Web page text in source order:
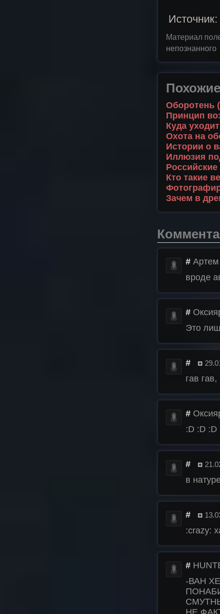
Материал
непознанного
Оборотень
Принцип
Куда
Охота на
Истории о
Иллюзия
Кто такие
Зачем в
# Артем
вроде
#
Это
#
гав
#
:D :D
#
в
#
:crazy:
#
-ВАН
НЕ